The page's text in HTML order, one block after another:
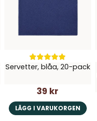
Servetter, blåa, 20-pack
39 kr
LÄGG I VARUKORGEN